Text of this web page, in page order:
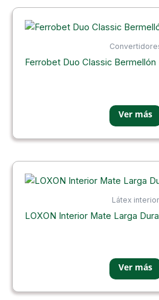
Ferrobet Duo Classic Bermellón
Látex interior
LOXON Interior Mate Larga